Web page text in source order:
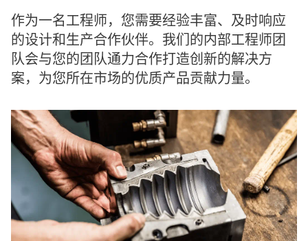
作为一名工程师，您需要经验丰富、及时响应
的设计和生产合作伙伴。我们的内部工程师团
队会与您的团队通力合作打造创新的解决方
案，为您所在市场的优质产品贡献力量。